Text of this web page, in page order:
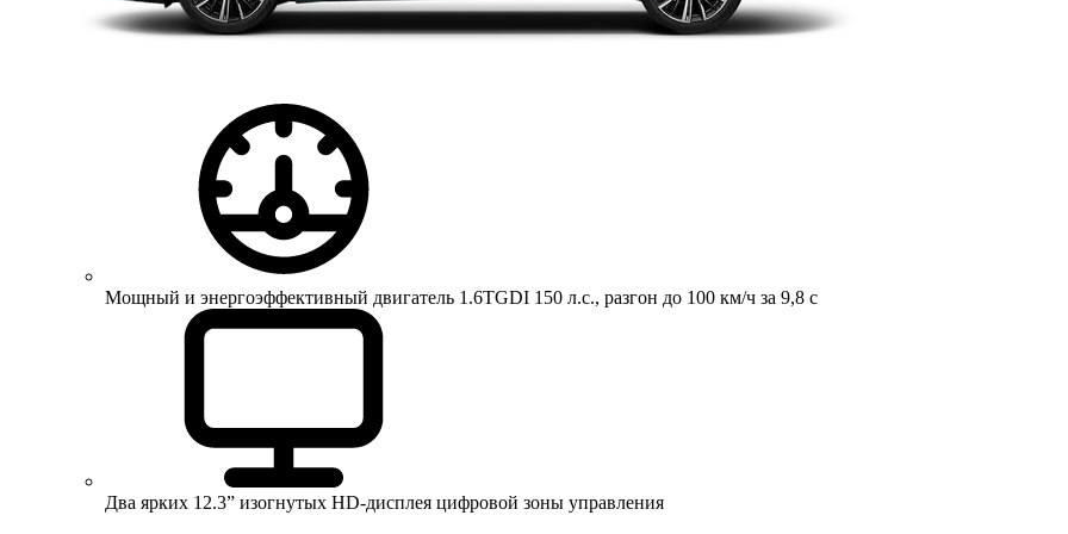
Мощный и энергоэффективный двигатель 1.6TGDI 150 л.с., разгон до 100 км/ч за 9,8 с
Два ярких 12.3” изогнутых HD-дисплея цифровой зоны управления